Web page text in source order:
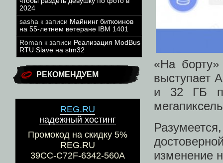
2024
sasha к записи Майнинг биткоинов
на 55-летнем ветеране IBM 1401
Roman к записи Реализация ModBus
RTU Slave на stm32
РЕКОМЕНДУЕМ
REG.RU
надежный хостинг
Промокод на скидку 5%
REG.RU
39CC-C72F-6342-560A
«На
выступает
и 32 ГБ
изменение